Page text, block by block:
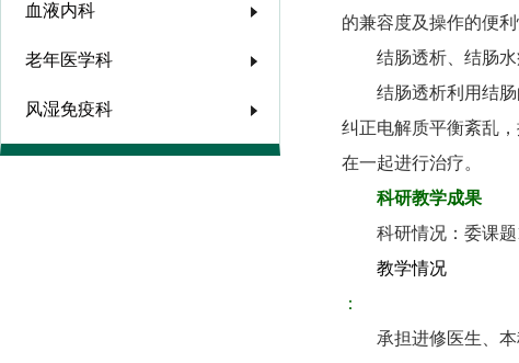
血液内科
老年医学科
风湿免疫科
的兼容度及操作的便
结肠透析、结肠水
结肠透析利用结
纠正电解质平衡紊乱
在一起进行治疗。
科研教学成果
科研情况：委课题
教学情况
：
承担进修医生、